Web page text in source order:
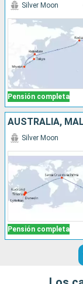
Pensión completa
Silver Moon
Pensión completa
Silver Moon